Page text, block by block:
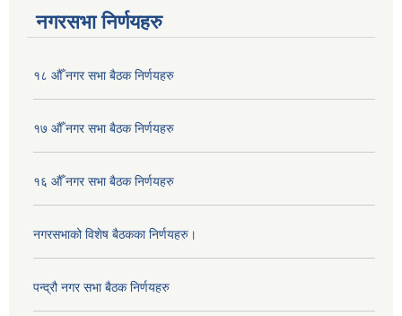
नगरसभा निर्णयहरु
१८ औँ नगर सभा बैठक निर्णयहरु
१७ औँ नगर सभा बैठक निर्णयहरु
१६ औँ नगर सभा बैठक निर्णयहरु
नगरसभाको विशेष बैठकका निर्णयहरु।
पन्द्रौ नगर सभा बैठक निर्णयहरु